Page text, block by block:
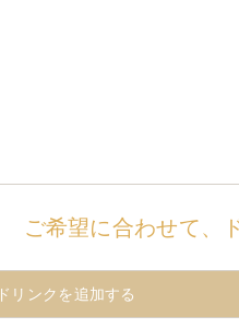
ご希望に合わせて、
ドリンクを追加する